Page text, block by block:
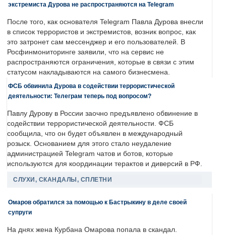
экстремиста Дурова не распространяются на Telegram
После того, как основателя Telegram Павла Дурова внесли
в список террористов и экстремистов, возник вопрос, как
это затронет сам мессенджер и его пользователей. В
Росфинмониторинге заявили, что на сервис не
распространяются ограничения, которые в связи с этим
статусом накладываются на самого бизнесмена.
ФСБ обвинила Дурова в содействии террористической
деятельности: Телеграм теперь под вопросом?
Павлу Дурову в России заочно предъявлено обвинение в
содействии террористической деятельности. ФСБ
сообщила, что он будет объявлен в международный
розыск. Основанием для этого стало неудаление
администрацией Telegram чатов и ботов, которые
используются для координации терактов и диверсий в РФ.
СЛУХИ, СКАНДАЛЫ, СПЛЕТНИ
Омаров обратился за помощью к Бастрыкину в деле своей
супруги
На днях жена Курбана Омарова попала в скандал.